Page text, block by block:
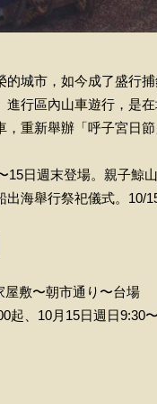
的城市，如今成了盛行
進行區內山車遊行，是
重新舉辦「呼子宮日節
15日週末登場。親子鯨
海舉行祭祀儀式。10/
屋敷〜朝市通り〜台場
起、10月15日週日9:30